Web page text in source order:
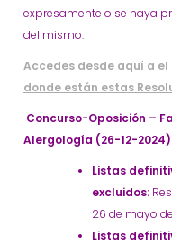
expresamente o se haya
del mismo.
Accedes desde aquí a
donde están estas
Concurso-Oposición –
Alergología (26-12-2024)
Listas
excluidos:
26 de mayo
Listas